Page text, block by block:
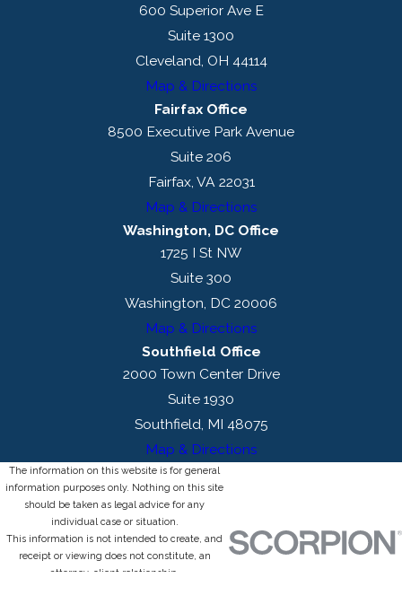
600 Superior Ave E
Suite 1300
Cleveland, OH 44114
Map & Directions
Fairfax Office
8500 Executive Park Avenue
Suite 206
Fairfax, VA 22031
Map & Directions
Washington, DC Office
1725 I St NW
Suite 300
Washington, DC 20006
Map & Directions
Southfield Office
2000 Town Center Drive
Suite 1930
Southfield, MI 48075
Map & Directions
The information on this website is for general
information purposes only. Nothing on this site
should be taken as legal advice for any
individual case or situation.
This information is not intended to create, and
receipt or viewing does not constitute, an
attorney-client relationship.